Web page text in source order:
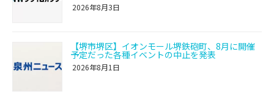
2026年8月3日
【堺市堺区】イオンモール堺鉄砲町、8月に開催
予定だった各種イベントの中止を発表
2026年8月1日